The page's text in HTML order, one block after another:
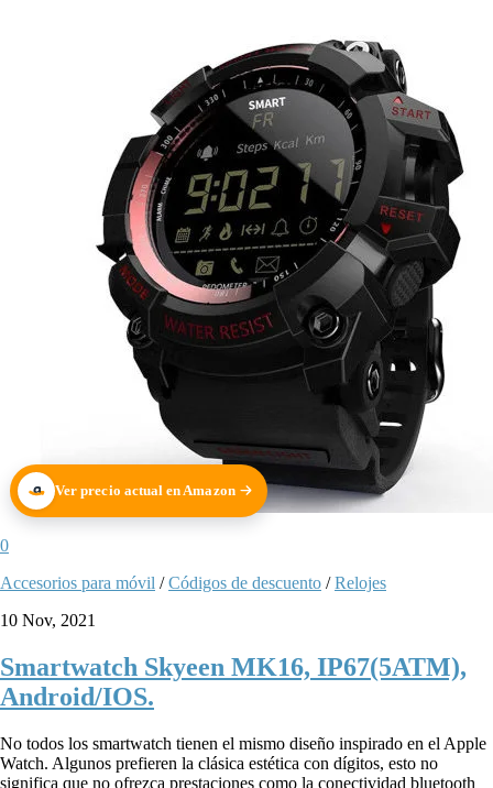
Ver precio actual en Amazon
0
Accesorios para móvil /Códigos de descuento /Relojes
10 Nov, 2021
Smartwatch Skyeen MK16, IP67(5ATM),
Android/IOS.
No todos los smartwatch tienen el mismo diseño inspirado en el Apple
Watch. Algunos prefieren la clásica estética con dígitos, esto no
significa que no ofrezca prestaciones como la conectividad bluetooth